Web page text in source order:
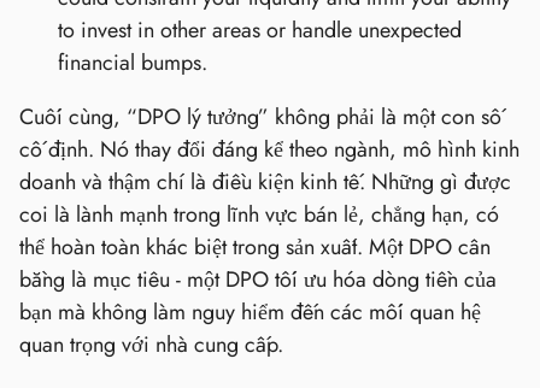
to invest in other areas or handle unexpected
financial bumps.
Cuối cùng, “DPO lý tưởng” không phải là một con số
cố định. Nó thay đổi đáng kể theo ngành, mô hình kinh
doanh và thậm chí là điều kiện kinh tế. Những gì được
coi là lành mạnh trong lĩnh vực bán lẻ, chẳng hạn, có
thể hoàn toàn khác biệt trong sản xuất. Một DPO cân
bằng là mục tiêu - một DPO tối ưu hóa dòng tiền của
bạn mà không làm nguy hiểm đến các mối quan hệ
quan trọng với nhà cung cấp.